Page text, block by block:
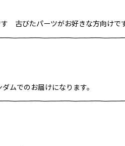
古びたパーツがお好きな方向けで
ムでのお届けになります。